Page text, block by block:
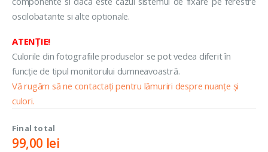
oscilobatante si alte optionale.
ATENȚIE!
Culorile din fotografiile produselor se pot vedea diferit în
funcție de tipul monitorului dumneavoastră.
Vă rugăm să ne contactați pentru lămuriri despre nuanțe și
culori.
Final total
99,00 lei